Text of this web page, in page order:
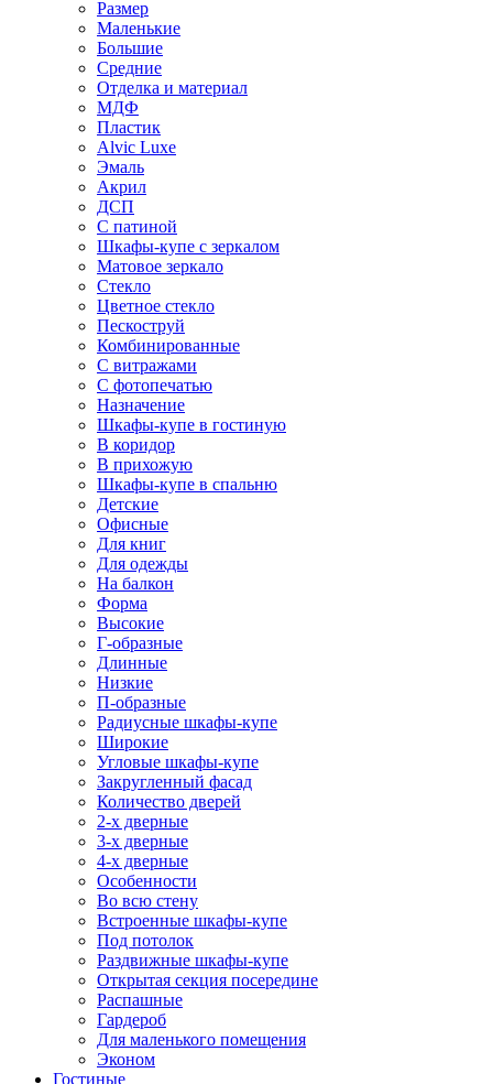
Размер
Маленькие
Большие
Средние
Отделка и материал
МДФ
Пластик
Alvic Luxe
Эмаль
Акрил
ДСП
С патиной
Шкафы-купе с зеркалом
Матовое зеркало
Стекло
Цветное стекло
Пескоструй
Комбинированные
С витражами
С фотопечатью
Назначение
Шкафы-купе в гостиную
В коридор
В прихожую
Шкафы-купе в спальню
Детские
Офисные
Для книг
Для одежды
На балкон
Форма
Высокие
Г-образные
Длинные
Низкие
П-образные
Радиусные шкафы-купе
Широкие
Угловые шкафы-купе
Закругленный фасад
Количество дверей
2-х дверные
3-х дверные
4-х дверные
Особенности
Во всю стену
Встроенные шкафы-купе
Под потолок
Раздвижные шкафы-купе
Открытая секция посередине
Распашные
Гардероб
Для маленького помещения
Эконом
Гостиные